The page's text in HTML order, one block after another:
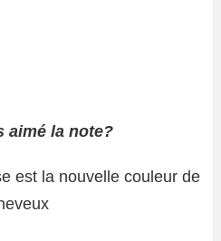
aimé la note?
est la nouvelle couleur de